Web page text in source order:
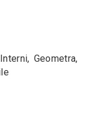
Geometra,